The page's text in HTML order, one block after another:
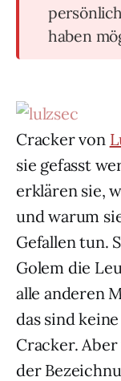
haben
Cracker von
sie gefasst
erklären sie,
und warum
Gefallen tun.
Golem die
alle anderen
das sind
Cracker.
der